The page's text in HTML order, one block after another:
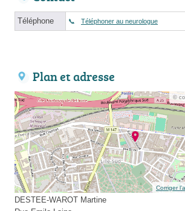
Téléphone Téléphoner au neurologue
Plan et adresse
©
Corriger
DESTEE-WAROT Martine